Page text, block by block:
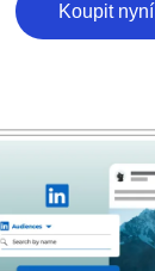
Koupit nyní